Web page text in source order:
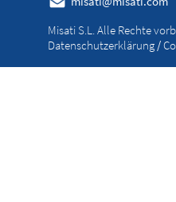
Misati S.L. Alle Rechte
Datenschutzerklärung/